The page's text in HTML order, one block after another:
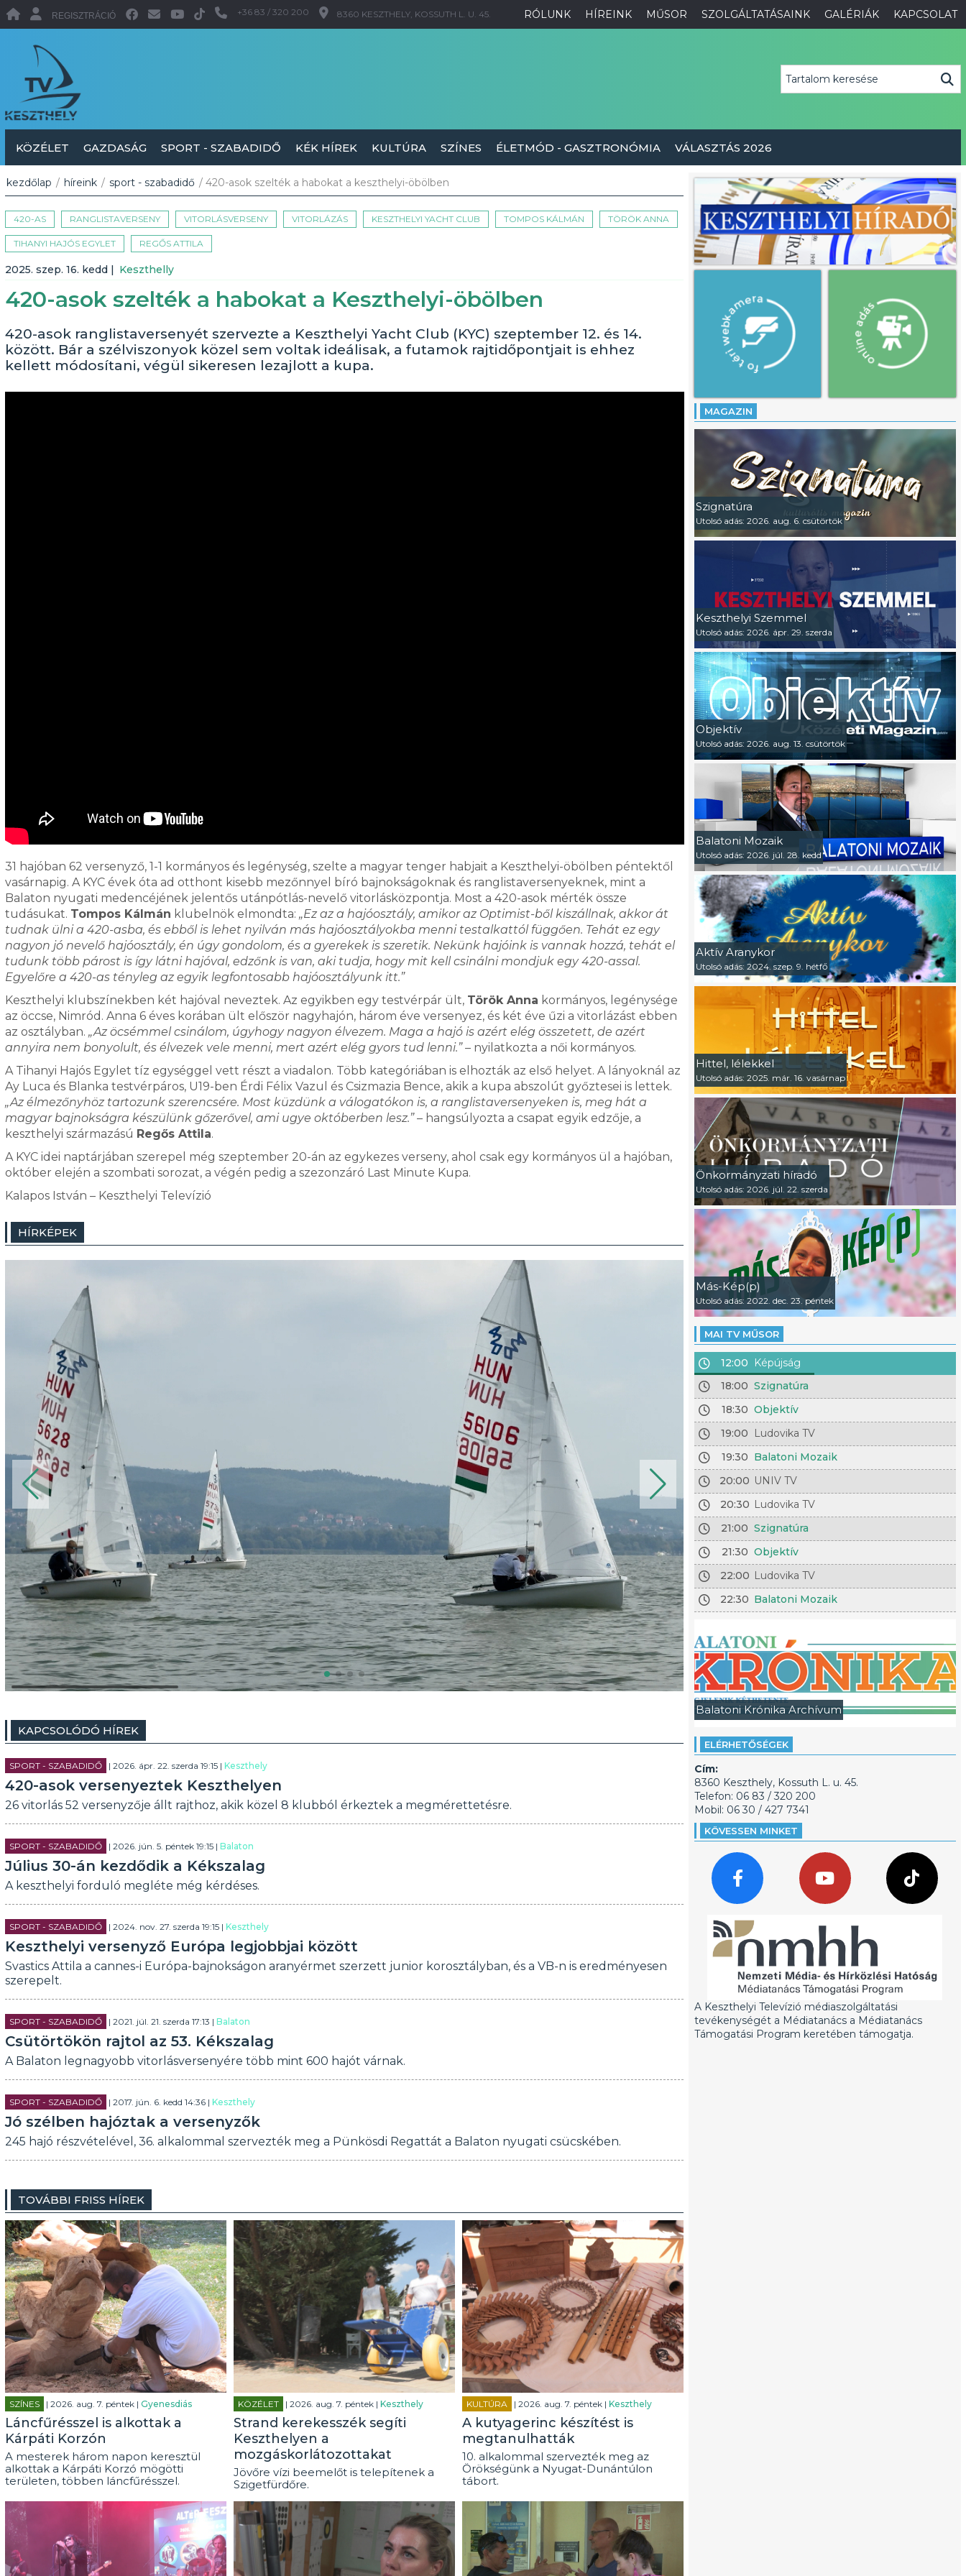
RÓLUNK HÍREINK MŰSOR SZOLGÁLTATÁSAINK GALÉRIÁK KAPCSOLAT
REGISZTRÁCIÓ +36 83 / 320 200 8360 KESZTHELY, KOSSUTH L. U. 45.
KÖZÉLET GAZDASÁG SPORT - SZABADIDŐ KÉK HÍREK KULTÚRA SZÍNES ÉLETMÓD - GASZTRONÓMIA VÁLASZTÁS 2026
kezdőlap / híreink / sport - szabadidő / 420-asok szelték a habokat a keszthelyi-öbölben
420-AS RANGLISTAVERSENY VITORLÁSVERSENY VITORLÁZÁS KESZTHELYI YACHT CLUB TOMPOS KÁLMÁN TÖRÖK ANNA
TIHANYI HAJÓS EGYLET REGŐS ATTILA
2025. szep. 16. kedd | Keszthelly
420-asok szelték a habokat a Keszthelyi-öbölben
420-asok ranglistaversenyét szervezte a Keszthelyi Yacht Club (KYC) szeptember 12. és 14.
között. Bár a szélviszonyok közel sem voltak ideálisak, a futamok rajtidőpontjait is ehhez
kellett módosítani, végül sikeresen lezajlott a kupa.
31 hajóban 62 versenyző, 1-1 kormányos és legénység, szelte a magyar tenger habjait a Keszthelyi-öbölben péntektől
vasárnapig. A KYC évek óta ad otthont kisebb mezőnnyel bíró bajnokságoknak és ranglistaversenyeknek, mint a
Balaton nyugati medencéjének jelentős utánpótlás-nevelő vitorlásközpontja. Most a 420-asok mérték össze
tudásukat. Tompos Kálmán klubelnök elmondta: „Ez az a hajóosztály, amikor az Optimist-ből kiszállnak, akkor át
tudnak ülni a 420-asba, és ebből is lehet nyilván más hajóosztályokba menni testalkattól függően. Tehát ez egy
nagyon jó nevelő hajóosztály, én úgy gondolom, és a gyerekek is szeretik. Nekünk hajóink is vannak hozzá, tehát el
tudunk több párost is így látni hajóval, edzőnk is van, aki tudja, hogy mit kell csinálni mondjuk egy 420-assal.
Egyelőre a 420-as tényleg az egyik legfontosabb hajóosztályunk itt.”
Keszthelyi klubszínekben két hajóval neveztek. Az egyikben egy testvérpár ült, Török Anna kormányos, legénysége
az öccse, Nimród. Anna 6 éves korában ült először nagyhajón, három éve versenyez, és két éve űzi a vitorlázást ebben
az osztályban. „Az öcsémmel csinálom, úgyhogy nagyon élvezem. Maga a hajó is azért elég összetett, de azért
annyira nem bonyolult, és élvezek vele menni, mert azért elég gyors tud lenni.”– nyilatkozta a női kormányos.
A Tihanyi Hajós Egylet tíz egységgel vett részt a viadalon. Több kategóriában is elhozták az első helyet. A lányoknál az
Ay Luca és Blanka testvérpáros, U19-ben Érdi Félix Vazul és Csizmazia Bence, akik a kupa abszolút győztesei is lettek.
„Az élmezőnyhöz tartozunk szerencsére. Most küzdünk a válogatókon is, a ranglistaversenyeken is, meg hát a
magyar bajnokságra készülünk gőzerővel, ami ugye októberben lesz.”– hangsúlyozta a csapat egyik edzője, a
keszthelyi származású Regős Attila.
A KYC idei naptárjában szerepel még szeptember 20-án az egykezes verseny, ahol csak egy kormányos ül a hajóban,
október elején a szombati sorozat, a végén pedig a szezonzáró Last Minute Kupa.
Kalapos István – Keszthelyi Televízió
HÍRKÉPEK
KAPCSOLÓDÓ HÍREK
SPORT - SZABADIDŐ | 2026. ápr. 22. szerda 19:15 | Keszthely
420-asok versenyeztek Keszthelyen
26 vitorlás 52 versenyzője állt rajthoz, akik közel 8 klubból érkeztek a megmérettetésre.
SPORT - SZABADIDŐ | 2026. jún. 5. péntek 19:15 | Balaton
Július 30-án kezdődik a Kékszalag
A keszthelyi forduló megléte még kérdéses.
SPORT - SZABADIDŐ | 2024. nov. 27. szerda 19:15 | Keszthely
Keszthelyi versenyző Európa legjobbjai között
Svastics Attila a cannes-i Európa-bajnokságon aranyérmet szerzett junior korosztályban, és a VB-n is eredményesen
szerepelt.
SPORT - SZABADIDŐ | 2021. júl. 21. szerda 17:13 | Balaton
Csütörtökön rajtol az 53. Kékszalag
A Balaton legnagyobb vitorlásversenyére több mint 600 hajót várnak.
SPORT - SZABADIDŐ | 2017. jún. 6. kedd 14:36 | Keszthely
Jó szélben hajóztak a versenyzők
245 hajó részvételével, 36. alkalommal szervezték meg a Pünkösdi Regattát a Balaton nyugati csücskében.
TOVÁBBI FRISS HÍREK
SZÍNES | 2026. aug. 7. péntek | Gyenesdiás
Láncfűrésszel is alkottak a
Kárpáti Korzón
A mesterek három napon keresztül
alkottak a Kárpáti Korzó mögötti
területen, többen láncfűrésszel.
KÖZÉLET | 2026. aug. 7. péntek | Keszthely
Strand kerekesszék segíti
Keszthelyen a
mozgáskorlátozottakat
Jövőre vízi beemelőt is telepítenek a
Szigetfürdőre.
KULTÚRA | 2026. aug. 7. péntek | Keszthely
A kutyagerinc készítést is
megtanulhatták
10. alkalommal szervezték meg az
Örökségünk a Nyugat-Dunántúlon
tábort.
MAGAZIN
Szignatúra
Utolsó adás: 2026. aug. 6. csütörtök
Keszthelyi Szemmel
Utolsó adás: 2026. ápr. 29. szerda
Objektív
Utolsó adás: 2026. aug. 13. csütörtök
Balatoni Mozaik
Utolsó adás: 2026. júl. 28. kedd
Aktív Aranykor
Utolsó adás: 2024. szep. 9. hétfő
Hittel, lélekkel
Utolsó adás: 2025. már. 16. vasárnap
Önkormányzati híradó
Utolsó adás: 2026. júl. 22. szerda
Más-Kép(p)
Utolsó adás: 2022. dec. 23. péntek
MAI TV MŰSOR
12:00
Képújság
18:00 Szignatúra
18:30 Objektív
19:00
Ludovika TV
19:30 Balatoni Mozaik
20:00 UNIV TV
20:30 Ludovika TV
21:00 Szignatúra
21:30 Objektív
22:00 Ludovika TV
22:30 Balatoni Mozaik
Balatoni Krónika Archívum
ELÉRHETŐSÉGEK
Cím:
8360 Keszthely, Kossuth L. u. 45.
Telefon: 06 83 / 320 200
Mobil: 06 30 / 427 7341
KÖVESSEN MINKET
A Keszthelyi Televízió médiaszolgáltatási
tevékenységét a Médiatanács a Médiatanács
Támogatási Program keretében támogatja.